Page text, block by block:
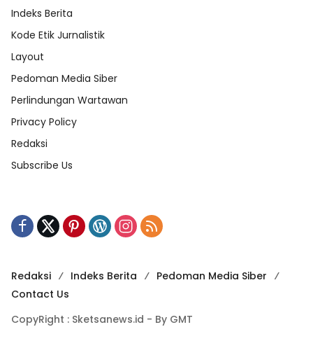
Indeks Berita
Kode Etik Jurnalistik
Layout
Pedoman Media Siber
Perlindungan Wartawan
Privacy Policy
Redaksi
Subscribe Us
Redaksi Indeks Berita
Pedoman Media Siber
Contact Us
CopyRight : Sketsanews.id - By GMT